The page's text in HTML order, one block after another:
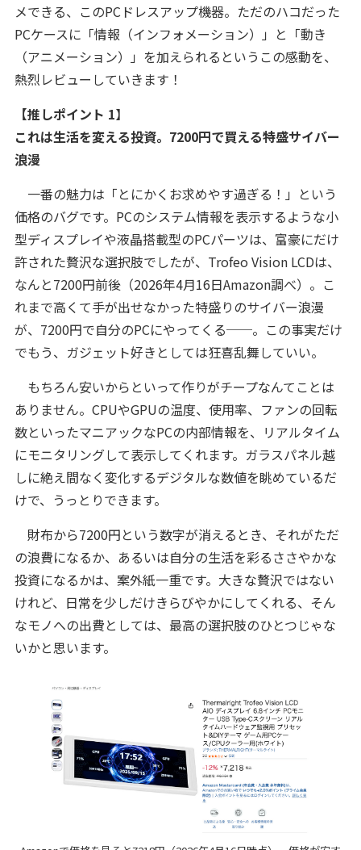
メできる、このPCドレスアップ機器。ただのハコだった
PCケースに「情報（インフォメーション）」と「動き
（アニメーション）」を加えられるというこの感動を、
熱烈レビューしていきます！
【推しポイント 1】
これは生活を変える投資。7200円で買える特盛サイバー
浪漫
一番の魅力は「とにかくお求めやす過ぎる！」という
価格のバグです。PCのシステム情報を表示するような小
型ディスプレイや液晶搭載型のPCパーツは、富豪にだけ
許された贅沢な選択肢でしたが、Trofeo Vision LCDは、
なんと7200円前後（2026年4月16日Amazon調べ）。こ
れまで高くて手が出せなかった特盛りのサイバー浪漫
が、7200円で自分のPCにやってくる──。この事実だけ
でもう、ガジェット好きとしては狂喜乱舞していい。
もちろん安いからといって作りがチープなんてことは
ありません。CPUやGPUの温度、使用率、ファンの回転
数といったマニアックなPCの内部情報を、リアルタイム
にモニタリングして表示してくれます。ガラスパネル越
しに絶え間なく変化するデジタルな数値を眺めているだ
けで、うっとりできます。
財布から7200円という数字が消えるとき、それがただ
の浪費になるか、あるいは自分の生活を彩るささやかな
投資になるかは、案外紙一重です。大きな贅沢ではない
けれど、日常を少しだけきらびやかにしてくれる、そん
なモノへの出費としては、最高の選択肢のひとつじゃな
いかと思います。